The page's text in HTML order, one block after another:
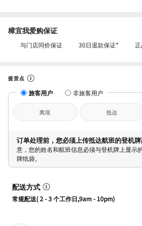
樟宜我爱购保证
与门店同价保证 30日退款保证*
提货点
旅客用户 非旅客用户
离境 抵达
订单处理前，您必须上传抵达航班的登机牌
意，您的姓名和航班信息必须与登机牌上显示
牌纸袋。
配送方式
常规配送( 2 - 3 个工作日,9am - 10pm)